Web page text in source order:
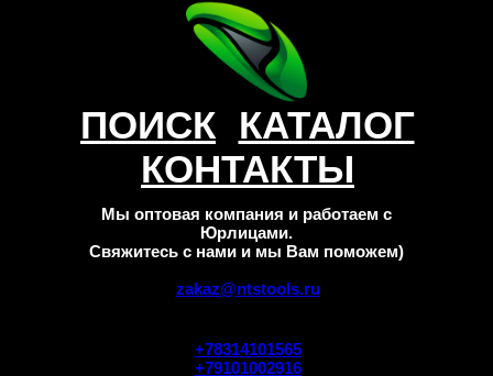
КОНТАКТЫ
ПОИСК
+78314101565
+79101002916
zakaz@ntstools.ru
КАТАЛОГ
Мы оптовая компания и работаем с
Юрлицами.
Свяжитесь с нами и мы Вам поможем)